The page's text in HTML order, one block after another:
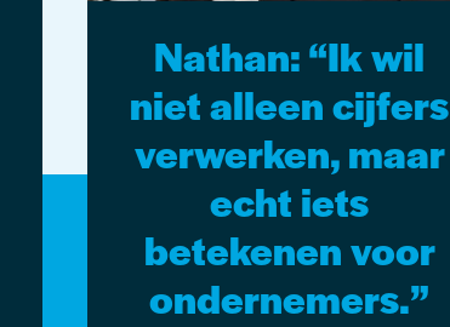
Nathan: “Ik wil
niet alleen cijfers
verwerken, maar
echt iets
betekenen voor
ondernemers.”